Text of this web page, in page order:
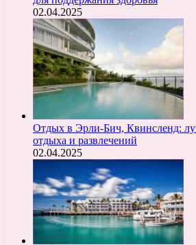
02.04.2025
Отдых в Эрли-Бич, Квинсленд:
отдыха и развлечений
02.04.2025